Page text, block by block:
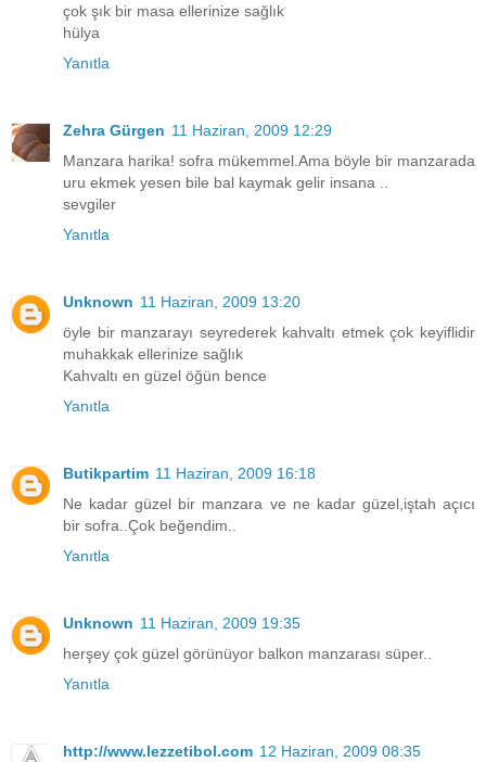
çok şık bir masa ellerinize sağlık
hülya
Yanıtla
Zehra Gürgen 11 Haziran, 2009 12:29
Manzara harika! sofra mükemmel.Ama böyle bir manzarada
uru ekmek yesen bile bal kaymak gelir insana ..
sevgiler
Yanıtla
Unknown 11 Haziran, 2009 13:20
öyle bir manzarayı seyrederek kahvaltı etmek çok keyiflidir
muhakkak ellerinize sağlık
Kahvaltı en güzel öğün bence
Yanıtla
Butikpartim 11 Haziran, 2009 16:18
Ne kadar güzel bir manzara ve ne kadar güzel,iştah açıcı
bir sofra..Çok beğendim..
Yanıtla
Unknown 11 Haziran, 2009 19:35
herşey çok güzel görünüyor balkon manzarası süper..
Yanıtla
http://www.lezzetibol.com 12 Haziran, 2009 08:35